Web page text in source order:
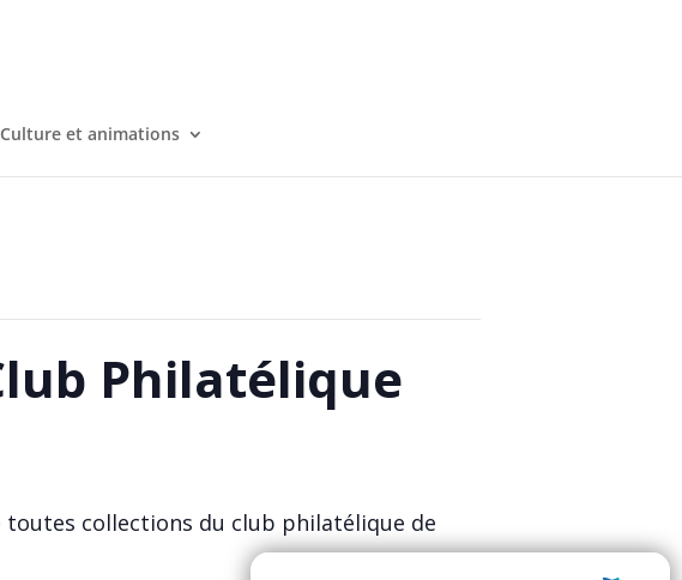
Culture et animations
Philatélique
toutes collections du club philatélique de